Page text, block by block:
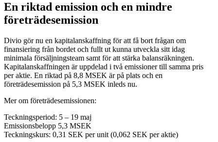
En riktad emission och en mindre
företrädesemission
Divio gör nu en kapitalanskaffning för att få bort frågan om
finansiering från bordet och fullt ut kunna utveckla sitt idag
minimala försäljningsteam samt för att stärka balansräkningen.
Kapitalanskaffningen är uppdelad i två emissioner till samma pris
per aktie. En riktad på 8,8 MSEK är på plats och en
företrädesemission på 5,3 MSEK inleds nu.
Mer om företrädesemissionen:
Teckningsperiod: 5 – 19 maj
Emissionsbelopp 5,3 MSEK
Teckningskurs: 0,31 SEK per unit (0,062 SEK per aktie)